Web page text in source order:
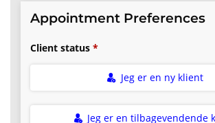
Appointment Preferences
Client status
Jeg er en ny klient
Jeg er en tilbagevendende